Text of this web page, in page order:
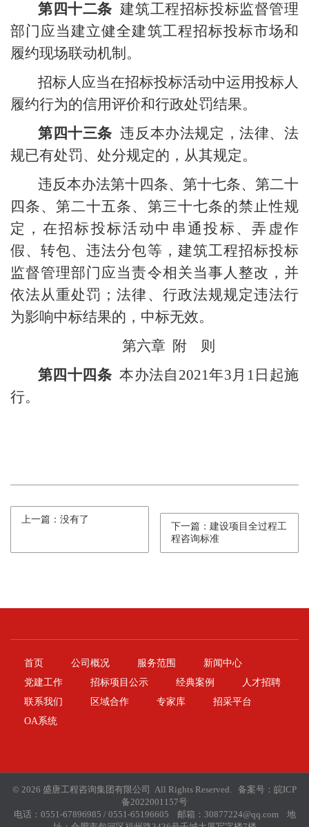
第四十二条 建筑工程招标投标监督管理
部门应当建立健全建筑工程招标投标市场和
履约现场联动机制。
招标人应当在招标投标活动中运用投标人
履约行为的信用评价和行政处罚结果。
第四十三条 违反本办法规定，法律、法
规已有处罚、处分规定的，从其规定。
违反本办法第十四条、第十七条、第二十
四条、第二十五条、第三十七条的禁止性规
定，在招标投标活动中串通投标、弄虚作
假、转包、违法分包等，建筑工程招标投标
监督管理部门应当责令相关当事人整改，并
依法从重处罚；法律、行政法规规定违法行
为影响中标结果的，中标无效。
第六章 附
则
第四十四条 本办法自 2021年3月 1 日起施
行。
上一篇：没有了
下一篇：建设项目全过程工
程咨询标准
首页 公司概况 服务范围
新闻中心
党建工作
招标项目公示 经典案例
人才招聘
联系我们
区域合作 专家库
招采平台
OA系统
© 2026 盛唐工程咨询集团有限公司 All Rights Reserved. 备案号： 皖ICP
备2022001157号
电话：0551-67896985 / 0551-65196605 邮箱：30877224@qq.com 地